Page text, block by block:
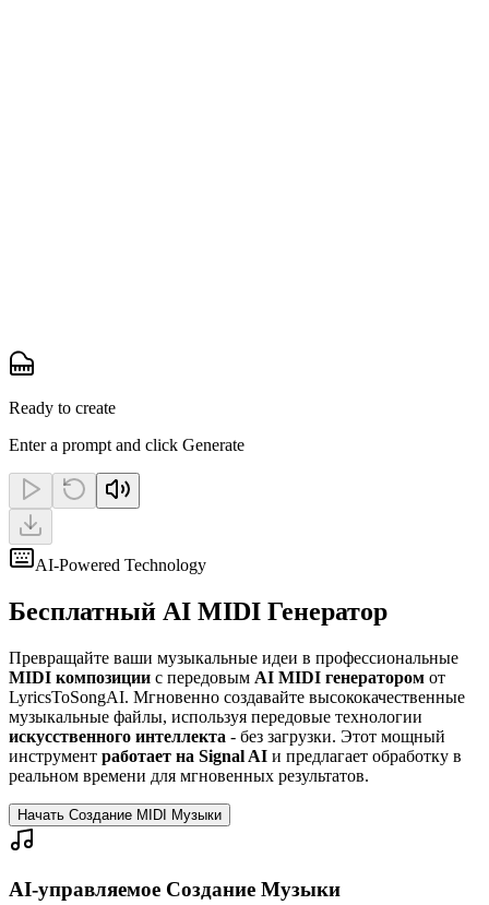
Ready to create
Enter a prompt and click Generate
AI-Powered Technology
Бесплатный AI MIDI Генератор
Превращайте ваши музыкальные идеи в профессиональные
MIDI композиции с передовым AI MIDI генератором от
LyricsToSongAI. Мгновенно создавайте высококачественные
музыкальные файлы, используя передовые технологии
искусственного интеллекта - без загрузки. Этот мощный
инструмент работает на Signal AI и предлагает обработку в
реальном времени для мгновенных результатов.
Начать Создание MIDI Музыки
AI-управляемое Создание Музыки